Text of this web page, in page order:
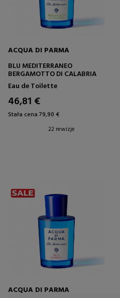
ACQUA DI PARMA
BLU MEDITERRANEO
BERGAMOTTO DI CALABRIA
Eau de Toilette
46,81 €
Stała cena 79,90 €
22 rewizje
ACQUA DI PARMA